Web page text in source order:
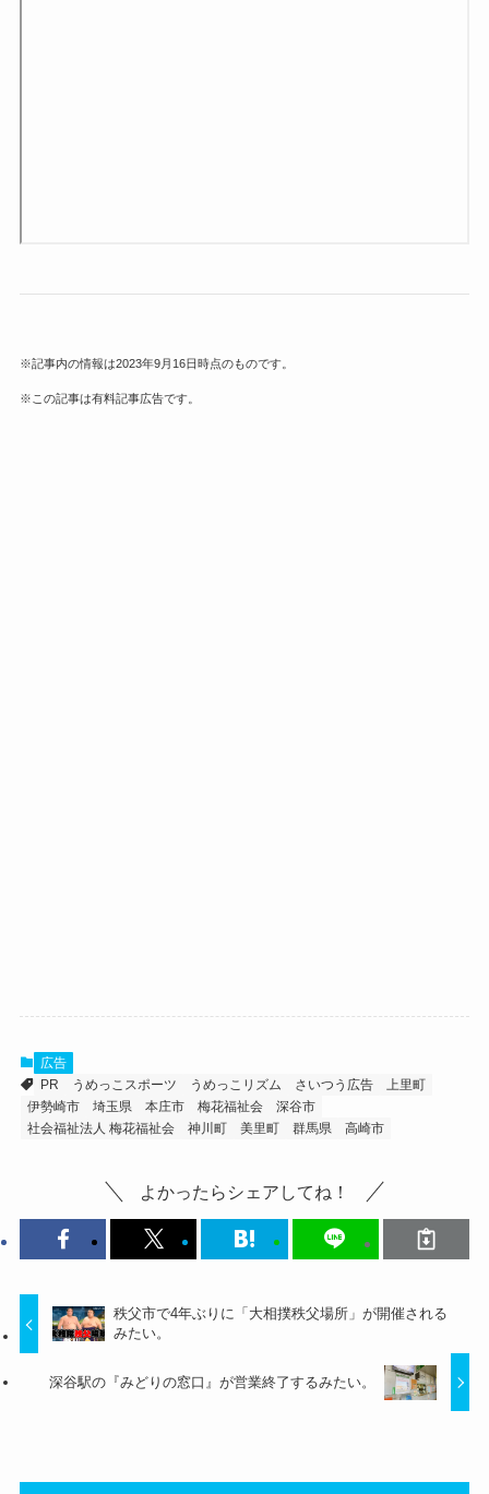
※記事内の情報は2023年9月16日時点のものです。
※この記事は有料記事広告です。
広告
PR
うめっこスポーツ うめっこリズム さいつう広告
上里町
伊勢崎市
埼玉県 本庄市 梅花福祉会
深谷市
社会福祉法人 梅花福祉会
神川町 美里町 群馬県 高崎市
よかったらシェアしてね！
秩父市で4年ぶりに「大相撲秩父場所」が開催される
みたい。
深谷駅の『みどりの窓口』が営業終了するみたい。